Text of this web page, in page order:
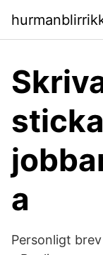
a
Personligt